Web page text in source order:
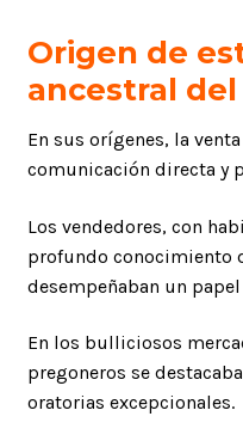
Origen de
ancestral
En sus orígenes, la
comunicación directa y
Los vendedores, con
profundo conocimiento
desempeñaban un
En los bulliciosos
pregoneros se
oratorias excepcionales.